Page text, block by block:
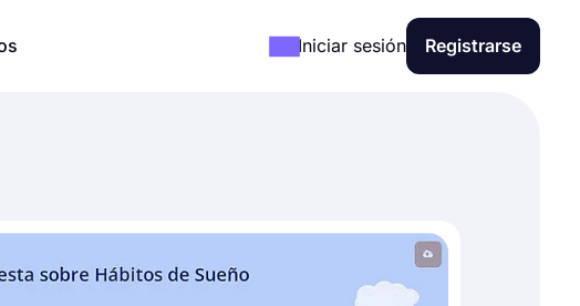
Iniciar sesión Registrarse